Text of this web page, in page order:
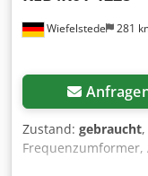
Wiefelstede 281
Zustand: gebraucht
Variable Speed